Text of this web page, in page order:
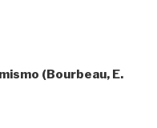
(Bourbeau, E.